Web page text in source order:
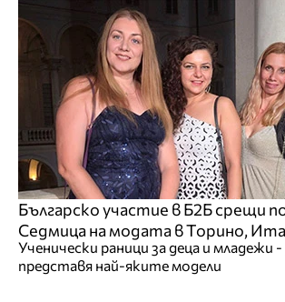
Българско участие в Б2Б срещи
Седмица на модата в Торино,
Ученически раници за деца и младежи -
представя най-яките модели